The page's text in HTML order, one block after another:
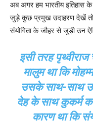
अब अगर हम भारतीय इतिहास
जुड़े कुछ प्रमुख उदाहरण देखें तो
संयोगिता के जौहर से जुड़ी उन
इसी तरह पृथ्वीराज
मालुम था कि
उसके साथ-साथ
देह के साथ कुकर्म
कारण था कि